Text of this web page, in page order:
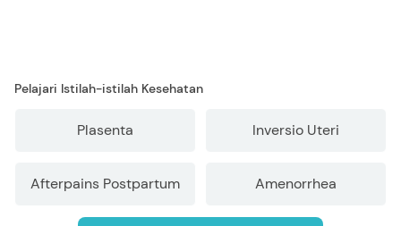
Pelajari Istilah-istilah Kesehatan
Plasenta Inversio Uteri
Afterpains Postpartum Amenorrhea